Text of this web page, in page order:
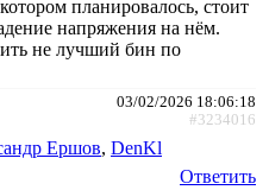
планировалось, стоит
напряжения на нём.
не лучший бин по
03/02/2026 18:06:18
#3234016
Ершов, DenKl
Ответить